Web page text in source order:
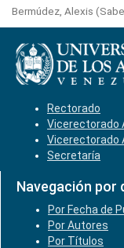
Bermúdez, Alexis (
Rectorado
Vicerectorado
Vicerectorado
Secretaría
Navegación por
Por Fecha de
Por Autores
Por Títulos